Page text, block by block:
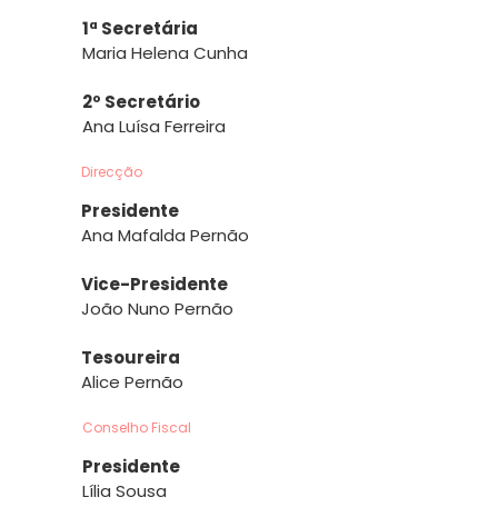
Direcção
Conselho Fiscal
1ª Secretária
Maria Helena Cunha
2º Secretário
Ana Luísa Ferreira
Presidente
Ana Mafalda Pernão
Vice-Presidente
João Nuno Pernão
Tesoureira
Alice Pernão
Presidente
Lília Sousa